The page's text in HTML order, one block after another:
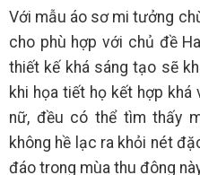
Với mẫu áo sơ mi tưởng
cho phù hợp với chủ đề
thiết kế khá sáng tạo sẽ
khi họa tiết họ kết hợp khá
nữ, đều có thể tìm thấy
không hề lạc ra khỏi nét
đáo trong mùa thu đông